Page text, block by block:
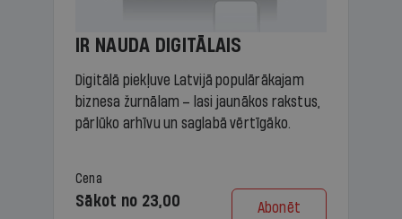
IR NAUDA DIGITĀLAIS
Digitālā piekļuve Latvijā populārākajam
biznesa žurnālam – lasi jaunākos rakstus,
pārlūko arhīvu un saglabā vērtīgāko.
Cena
Sākot no 23,00
Abonēt